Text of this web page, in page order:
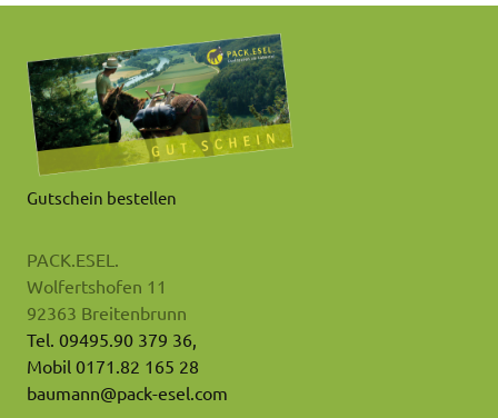
Gutschein bestellen
PACK.ESEL.
Wolfertshofen 11
92363 Breitenbrunn
Tel. 09495.90 379 36,
Mobil 0171.82 165 28
baumann@pack-esel.com